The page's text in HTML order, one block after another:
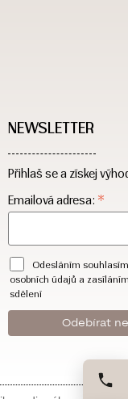
NEWSLETTER
Přihlaš se a získej
Emailová adresa: *
Odesláním
osobních údajů a
sdělení